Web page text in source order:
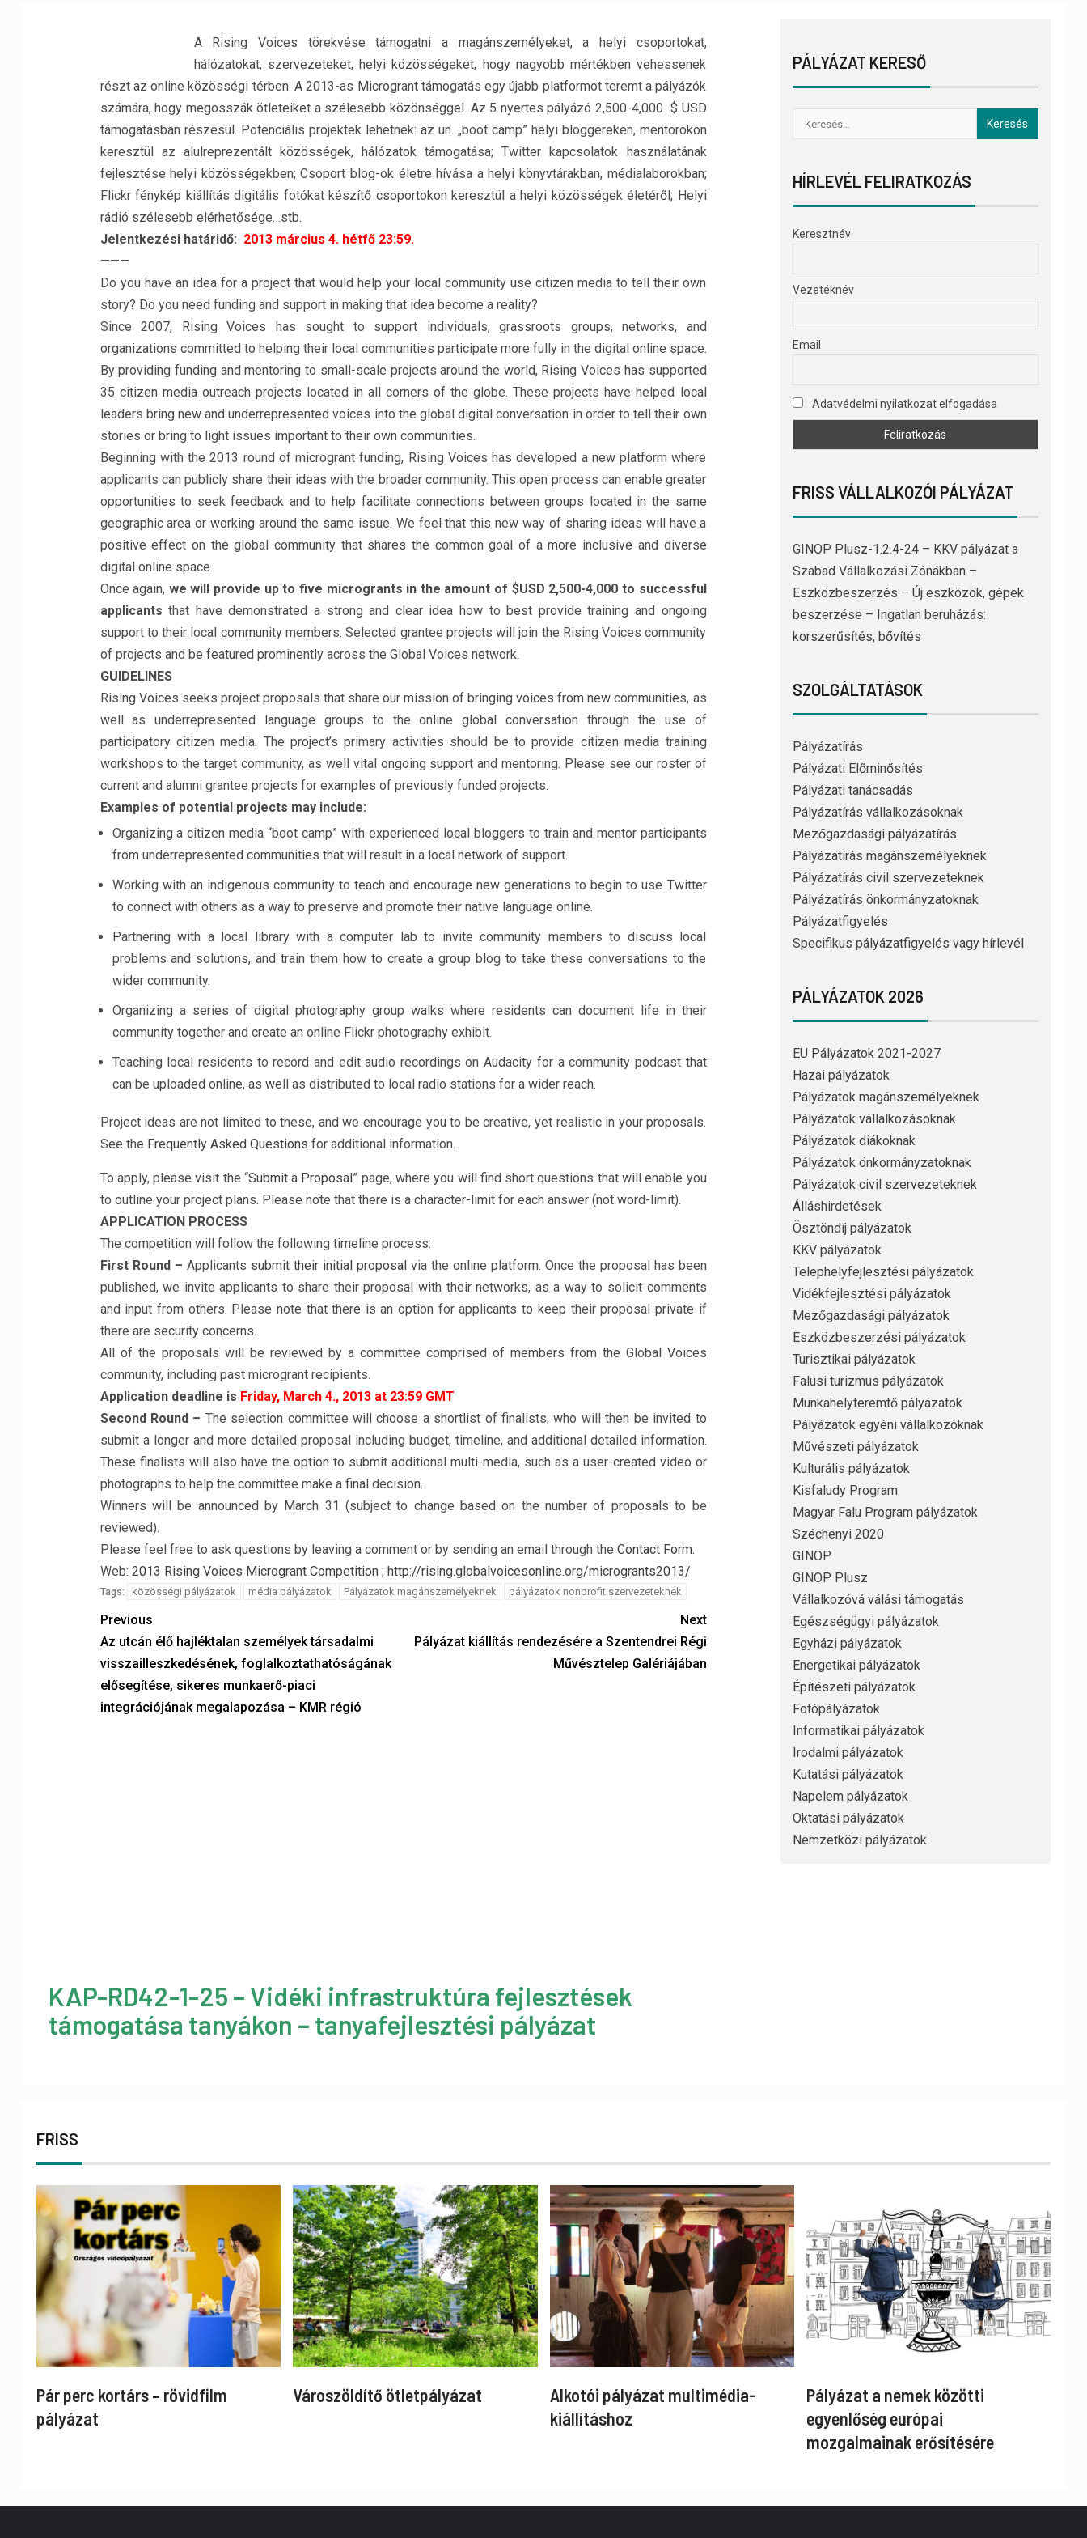
A Rising Voices törekvése támogatni a magánszemélyeket, a helyi csoportokat,
hálózatokat, szervezeteket, helyi közösségeket, hogy nagyobb mértékben vehessenek
részt az online közösségi térben. A 2013-as Microgrant támogatás egy újabb platformot teremt a pályázók
számára, hogy megosszák ötleteiket a szélesebb közönséggel. Az 5 nyertes pályázó 2,500-4,000 $ USD
támogatásban részesül. Potenciális projektek lehetnek: az un. „boot camp” helyi bloggereken, mentorokon
keresztül az alulreprezentált közösségek, hálózatok támogatása; Twitter kapcsolatok használatának
fejlesztése helyi közösségekben; Csoport blog-ok életre hívása a helyi könyvtárakban, médialaborokban;
Flickr fénykép kiállítás digitális fotókat készítő csoportokon keresztül a helyi közösségek életéről; Helyi
rádió szélesebb elérhetősége…stb.
Jelentkezési határidő: 2013 március 4. hétfő 23:59.
———
Do you have an idea for a project that would help your local community use citizen media to tell their own
story? Do you need funding and support in making that idea become a reality?
Since 2007, Rising Voices has sought to support individuals, grassroots groups, networks, and
organizations committed to helping their local communities participate more fully in the digital online space.
By providing funding and mentoring to small-scale projects around the world, Rising Voices has supported
35 citizen media outreach projects located in all corners of the globe. These projects have helped local
leaders bring new and underrepresented voices into the global digital conversation in order to tell their own
stories or bring to light issues important to their own communities.
Beginning with the 2013 round of microgrant funding, Rising Voices has developed a new platform where
applicants can publicly share their ideas with the broader community. This open process can enable greater
opportunities to seek feedback and to help facilitate connections between groups located in the same
geographic area or working around the same issue. We feel that this new way of sharing ideas will have a
positive effect on the global community that shares the common goal of a more inclusive and diverse
digital online space.
Once again, we will provide up to five microgrants in the amount of $USD 2,500-4,000 to successful
applicants that have demonstrated a strong and clear idea how to best provide training and ongoing
support to their local community members. Selected grantee projects will join the Rising Voices community
of projects and be featured prominently across the Global Voices network.
GUIDELINES
Rising Voices seeks project proposals that share our mission of bringing voices from new communities, as
well as underrepresented language groups to the online global conversation through the use of
participatory citizen media. The project’s primary activities should be to provide citizen media training
workshops to the target community, as well vital ongoing support and mentoring. Please see our roster of
current and alumni grantee projects for examples of previously funded projects.
Examples of potential projects may include:
Organizing a citizen media “boot camp” with experienced local bloggers to train and mentor participants
from underrepresented communities that will result in a local network of support.
Working with an indigenous community to teach and encourage new generations to begin to use Twitter
to connect with others as a way to preserve and promote their native language online.
Partnering with a local library with a computer lab to invite community members to discuss local
problems and solutions, and train them how to create a group blog to take these conversations to the
wider community.
Organizing a series of digital photography group walks where residents can document life in their
community together and create an online Flickr photography exhibit.
Teaching local residents to record and edit audio recordings on Audacity for a community podcast that
can be uploaded online, as well as distributed to local radio stations for a wider reach.
Project ideas are not limited to these, and we encourage you to be creative, yet realistic in your proposals.
See the Frequently Asked Questions for additional information.
To apply, please visit the “Submit a Proposal” page, where you will find short questions that will enable you
to outline your project plans. Please note that there is a character-limit for each answer (not word-limit).
APPLICATION PROCESS
The competition will follow the following timeline process:
First Round – Applicants submit their initial proposalvia the online platform. Once the proposal has been
published, we invite applicants to share their proposal with their networks, as a way to solicit comments
and input from others. Please note that there is an option for applicants to keep their proposal private if
there are security concerns.
All of the proposals will be reviewed by a committee comprised of members from the Global Voices
community, including past microgrant recipients.
Application deadline is Friday, March 4., 2013 at 23:59 GMT
Second Round – The selection committee will choose a shortlist of finalists, who will then be invited to
submit a longer and more detailed proposal including budget, timeline, and additional detailed information.
These finalists will also have the option to submit additional multi-media, such as a user-created video or
photographs to help the committee make a final decision.
Winners will be announced by March 31 (subject to change based on the number of proposals to be
reviewed).
Please feel free to ask questions by leaving a comment or by sending an email through the Contact Form.
Web: 2013 Rising Voices Microgrant Competition;http://rising.globalvoicesonline.org/microgrants2013/
Tags: közösségi pályázatok média pályázatok Pályázatok magánszemélyeknek pályázatok nonprofit szervezeteknek
Previous
Az utcán élő hajléktalan személyek társadalmi
visszailleszkedésének, foglalkoztathatóságának
elősegítése, sikeres munkaerő-piaci
integrációjának megalapozása – KMR régió
Next
Pályázat kiállítás rendezésére a Szentendrei Régi
Művésztelep Galériájában
KAP-RD42-1-25 – Vidéki infrastruktúra fejlesztések
támogatása tanyákon – tanyafejlesztési pályázat
PÁLYÁZAT KERESŐ
HÍRLEVÉL FELIRATKOZÁS
Keresztnév
Vezetéknév
Email
Adatvédelmi nyilatkozat elfogadása
FRISS VÁLLALKOZÓI PÁLYÁZAT
GINOP Plusz-1.2.4-24 – KKV pályázat a
Szabad Vállalkozási Zónákban –
Eszközbeszerzés – Új eszközök, gépek
beszerzése – Ingatlan beruházás:
korszerűsítés, bővítés
SZOLGÁLTATÁSOK
Pályázatírás
Pályázati Előminősítés
Pályázati tanácsadás
Pályázatírás vállalkozásoknak
Mezőgazdasági pályázatírás
Pályázatírás magánszemélyeknek
Pályázatírás civil szervezeteknek
Pályázatírás önkormányzatoknak
Pályázatfigyelés
Specifikus pályázatfigyelés vagy hírlevél
PÁLYÁZATOK 2026
EU Pályázatok 2021-2027
Hazai pályázatok
Pályázatok magánszemélyeknek
Pályázatok vállalkozásoknak
Pályázatok diákoknak
Pályázatok önkormányzatoknak
Pályázatok civil szervezeteknek
Álláshirdetések
Ösztöndíj pályázatok
KKV pályázatok
Telephelyfejlesztési pályázatok
Vidékfejlesztési pályázatok
Mezőgazdasági pályázatok
Eszközbeszerzési pályázatok
Turisztikai pályázatok
Falusi turizmus pályázatok
Munkahelyteremtő pályázatok
Pályázatok egyéni vállalkozóknak
Művészeti pályázatok
Kulturális pályázatok
Kisfaludy Program
Magyar Falu Program pályázatok
Széchenyi 2020
GINOP
GINOP Plusz
Vállalkozóvá válási támogatás
Egészségügyi pályázatok
Egyházi pályázatok
Energetikai pályázatok
Építészeti pályázatok
Fotópályázatok
Informatikai pályázatok
Irodalmi pályázatok
Kutatási pályázatok
Napelem pályázatok
Oktatási pályázatok
Nemzetközi pályázatok
FRISS
Pár perc kortárs – rövidfilm
pályázat
Városzöldítő ötletpályázat
Alkotói pályázat multimédia-
kiállításhoz
Pályázat a nemek közötti
egyenlőség európai
mozgalmainak erősítésére